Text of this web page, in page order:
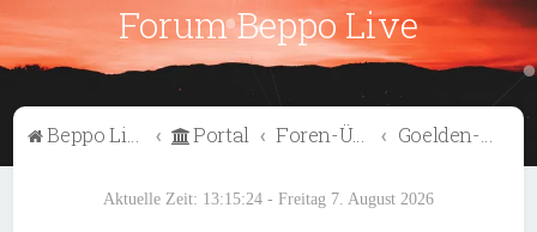
Forum Beppo Live
Beppo Live Portal Foren-Übersicht Goelden-TV
Aktuelle Zeit: 13:15:25 - Freitag 7. August 2026